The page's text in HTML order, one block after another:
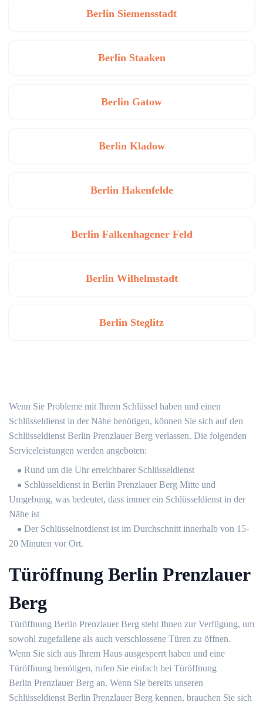
Berlin Siemensstadt
Berlin Staaken
Berlin Gatow
Berlin Kladow
Berlin Hakenfelde
Berlin Falkenhagener Feld
Berlin Wilhelmstadt
Berlin Steglitz
Wenn Sie Probleme mit Ihrem Schlüssel haben und einen
Schlüsseldienst in der Nähe benötigen, können Sie sich auf den
Schlüsseldienst Berlin Prenzlauer Berg verlassen. Die folgenden
Serviceleistungen werden angeboten:
Rund um die Uhr erreichbarer Schlüsseldienst
Schlüsseldienst in Berlin Prenzlauer Berg Mitte und
Umgebung, was bedeutet, dass immer ein Schlüsseldienst in der
Nähe ist
Der Schlüsselnotdienst ist im Durchschnitt innerhalb von 15-
20 Minuten vor Ort.
Türöffnung Berlin Prenzlauer
Berg
Türöffnung Berlin Prenzlauer Berg steht Ihnen zur Verfügung, um
sowohl zugefallene als auch verschlossene Türen zu öffnen.
Wenn Sie sich aus Ihrem Haus ausgesperrt haben und eine
Türöffnung benötigen, rufen Sie einfach bei Türöffnung
Berlin Prenzlauer Berg an. Wenn Sie bereits unseren
Schlüsseldienst Berlin Prenzlauer Berg kennen, brauchen Sie sich